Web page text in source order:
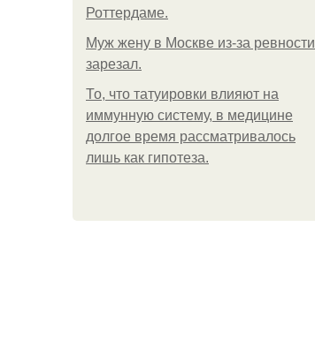
Роттердаме.
Mуж жену в Москве из-за ревности
зарезал.
То, что татуировки влияют на
иммунную систему, в медицине
долгое время рассматривалось
лишь как гипотеза.